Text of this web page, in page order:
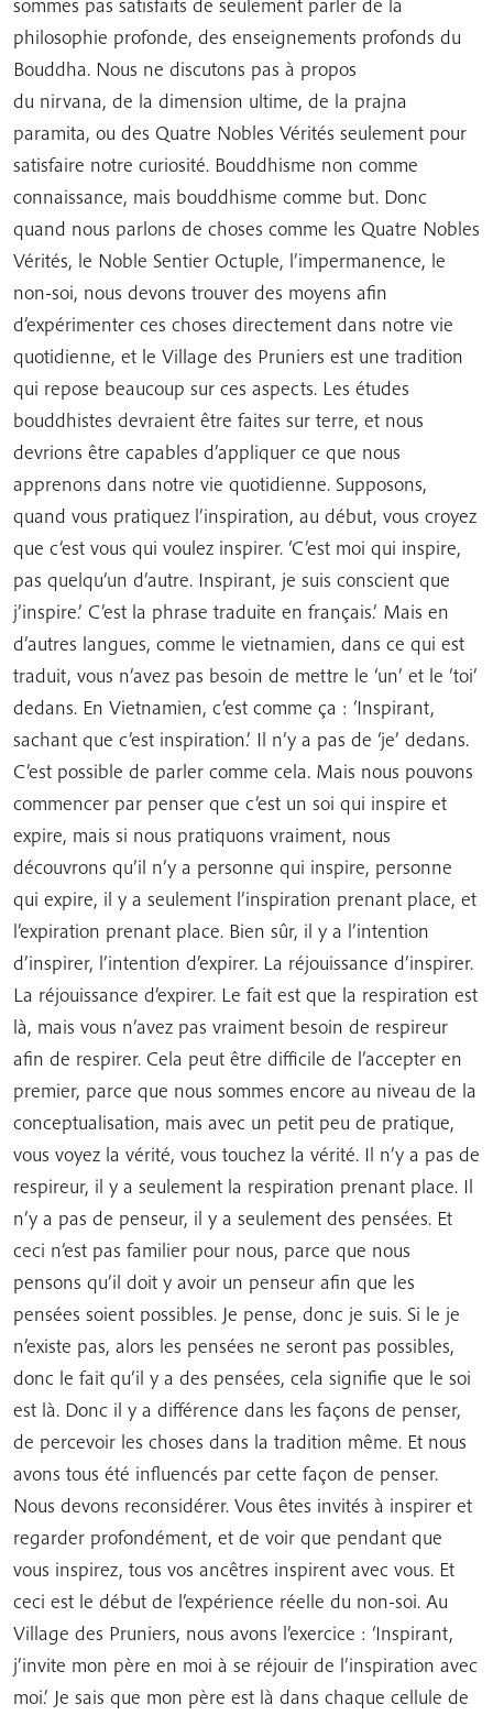
philosophie profonde, des enseignements profonds du
Bouddha. Nous ne discutons pas à propos
du nirvana, de la dimension ultime, de la prajna
paramita, ou des Quatre Nobles Vérités seulement pour
satisfaire notre curiosité. Bouddhisme non comme
connaissance, mais bouddhisme comme but. Donc
quand nous parlons de choses comme les Quatre Nobles
Vérités, le Noble Sentier Octuple, l’impermanence, le
non-soi, nous devons trouver des moyens afin
d’expérimenter ces choses directement dans notre vie
quotidienne, et le Village des Pruniers est une tradition
qui repose beaucoup sur ces aspects. Les études
bouddhistes devraient être faites sur terre, et nous
devrions être capables d’appliquer ce que nous
apprenons dans notre vie quotidienne. Supposons,
quand vous pratiquez l’inspiration, au début, vous croyez
que c’est vous qui voulez inspirer. ‘C’est moi qui inspire,
pas quelqu’un d’autre. Inspirant, je suis conscient que
j’inspire.’ C’est la phrase traduite en français.’ Mais en
d’autres langues, comme le vietnamien, dans ce qui est
traduit, vous n’avez pas besoin de mettre le ‘un’ et le ‘toi’
dedans. En Vietnamien, c’est comme ça : ‘Inspirant,
sachant que c’est inspiration.’ Il n’y a pas de ‘je’ dedans.
C’est possible de parler comme cela. Mais nous pouvons
commencer par penser que c’est un soi qui inspire et
expire, mais si nous pratiquons vraiment, nous
découvrons qu’il n’y a personne qui inspire, personne
qui expire, il y a seulement l’inspiration prenant place, et
l’expiration prenant place. Bien sûr, il y a l’intention
d’inspirer, l’intention d’expirer. La réjouissance d’inspirer.
La réjouissance d’expirer. Le fait est que la respiration est
là, mais vous n’avez pas vraiment besoin de respireur
afin de respirer. Cela peut être difficile de l’accepter en
premier, parce que nous sommes encore au niveau de la
conceptualisation, mais avec un petit peu de pratique,
vous voyez la vérité, vous touchez la vérité. Il n’y a pas de
respireur, il y a seulement la respiration prenant place. Il
n’y a pas de penseur, il y a seulement des pensées. Et
ceci n’est pas familier pour nous, parce que nous
pensons qu’il doit y avoir un penseur afin que les
pensées soient possibles. Je pense, donc je suis. Si le je
n’existe pas, alors les pensées ne seront pas possibles,
donc le fait qu’il y a des pensées, cela signifie que le soi
est là. Donc il y a différence dans les façons de penser,
de percevoir les choses dans la tradition même. Et nous
avons tous été influencés par cette façon de penser.
Nous devons reconsidérer. Vous êtes invités à inspirer et
regarder profondément, et de voir que pendant que
vous inspirez, tous vos ancêtres inspirent avec vous. Et
ceci est le début de l’expérience réelle du non-soi. Au
Village des Pruniers, nous avons l’exercice : ‘Inspirant,
j’invite mon père en moi à se réjouir de l’inspiration avec
moi.’ Je sais que mon père est là dans chaque cellule de